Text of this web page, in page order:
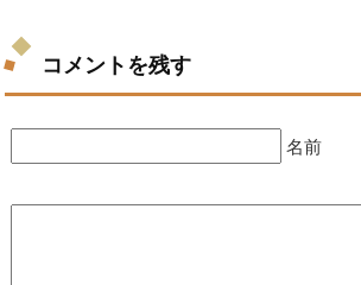
コメントを残す
名前